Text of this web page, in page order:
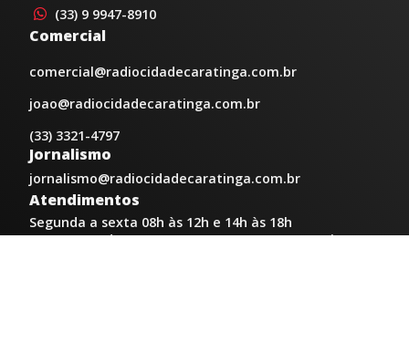
(33) 9 9947-8910
Comercial
comercial@radiocidadecaratinga.com.br
joao@radiocidadecaratinga.com.br
(33) 3321-4797
Jornalismo
jornalismo@radiocidadecaratinga.com.br
Atendimentos
Segunda a sexta 08h às 12h e 14h às 18h
Av. Moacyr de Mattos, 600/101 - Centro. Caratinga-